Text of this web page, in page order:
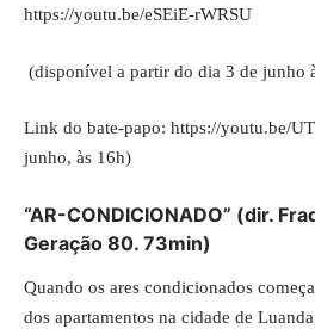
https://youtu.be/eSEiE-rWRSU
(disponível a partir do dia 3 de junho
Link do bate-papo: https://youtu.be/
junho, às 16h)
“AR-CONDICIONADO” (dir.
Geração 80. 73min)
Quando os ares condicionados
dos apartamentos na cidade de